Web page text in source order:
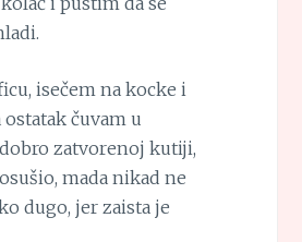
isečem na kocke i
čuvam u
zatvorenoj kutiji,
mada nikad ne
dugo, jer zaista je